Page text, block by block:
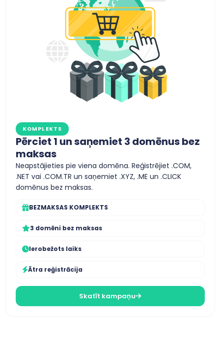
KOMPLEKTS
Pērciet 1 un saņemiet 3 domēnus bez
maksas
Neapstājieties pie viena domēna. Reģistrējiet .COM,
.NET vai .COM.TR un saņemiet .XYZ, .ME un .CLICK
domēnus bez maksas.
BEZMAKSAS KOMPLEKTS
3 domēni bez maksas
Ierobežots laiks
Ātra reģistrācija
Skatīt kampaņu